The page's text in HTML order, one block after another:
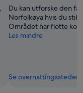
Du kan utforske den
Norfolkøya hvis du
Området har flotte
Les mindre
Se overnattingssteder